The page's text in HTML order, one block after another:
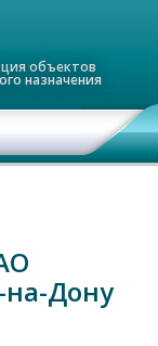
объектов
назначения
на-Дону